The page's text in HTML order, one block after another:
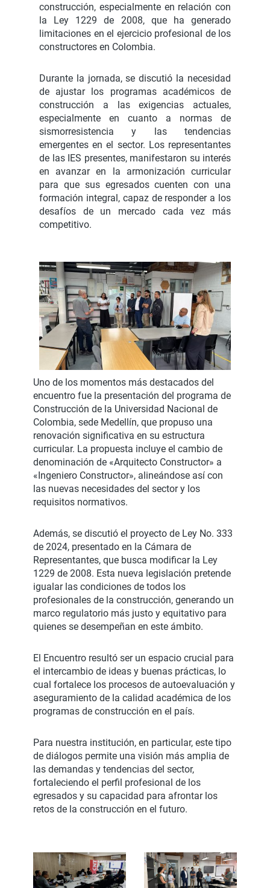
construcción, especialmente en relación con
la Ley 1229 de 2008, que ha generado
limitaciones en el ejercicio profesional de los
constructores en Colombia.
Durante la jornada, se discutió la necesidad
de ajustar los programas académicos de
construcción a las exigencias actuales,
especialmente en cuanto a normas de
sismorresistencia y las tendencias
emergentes en el sector. Los representantes
de las IES presentes, manifestaron su interés
en avanzar en la armonización curricular
para que sus egresados cuenten con una
formación integral, capaz de responder a los
desafíos de un mercado cada vez más
competitivo.
Uno de los momentos más destacados del
encuentro fue la presentación del programa de
Construcción de la Universidad Nacional de
Colombia, sede Medellín, que propuso una
renovación significativa en su estructura
curricular. La propuesta incluye el cambio de
denominación de «Arquitecto Constructor» a
«Ingeniero Constructor», alineándose así con
las nuevas necesidades del sector y los
requisitos normativos.
Además, se discutió el proyecto de Ley No. 333
de 2024, presentado en la Cámara de
Representantes, que busca modificar la Ley
1229 de 2008. Esta nueva legislación pretende
igualar las condiciones de todos los
profesionales de la construcción, generando un
marco regulatorio más justo y equitativo para
quienes se desempeñan en este ámbito.
El Encuentro resultó ser un espacio crucial para
el intercambio de ideas y buenas prácticas, lo
cual fortalece los procesos de autoevaluación y
aseguramiento de la calidad académica de los
programas de construcción en el país.
Para nuestra institución, en particular, este tipo
de diálogos permite una visión más amplia de
las demandas y tendencias del sector,
fortaleciendo el perfil profesional de los
egresados y su capacidad para afrontar los
retos de la construcción en el futuro.